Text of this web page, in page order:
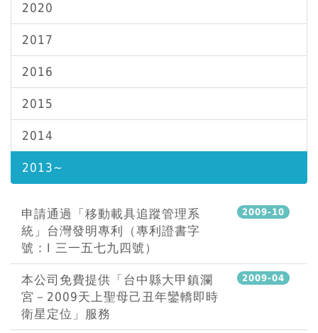
2020
2017
2016
2015
2014
2013~
2009-10
申請通過「移動載具追蹤管理系
統」台灣發明專利（專利證書字
號：I 三一五七九四號）
2009-04
本公司免費提供「台中縣大甲鎮瀾
宮－2009天上聖母己丑年鑾轎即時
衛星定位」服務